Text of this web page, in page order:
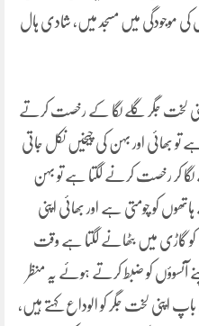
کی موجودگی میں مسجد میں، شادی ہال
لخت جگر گلے لگا کے رخصت کرتے
بھائی اور بہن کی چیخیں نکل جاتی
کر رخصت کرنے لگتا ہے تو بہن
کو چومتی ہے اور بھائی اپنی
گاڑی میں بٹھانے لگتا ہے وقت
کو ضبط کرتے ہوئے یہ منظر
اپنی لخت جگر کو الوداع کہتے ہیں،